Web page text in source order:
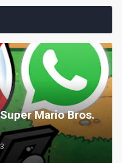
Mario Bros.